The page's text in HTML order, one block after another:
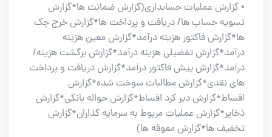
• گزارش عملیات حسابداری(گزارش ضمانت ها*گزارش
تسویه حساب ها/ دریافت و پرداخت ها*گزارش خرج چک
ها*گزارش فاکتور هزینه درآمد*گزارش معین هزینه
درآمد*گزارش تفضیلی هزینه درآمد*گزارش برگشت هزینه/
درآمد*گزارش پیش فاکتور درآمد*گزارش دریافت و پرداخت
های نقدی*گزارش مطالبات سوخت شده*گزارش
اقساط*گزارش دیر کرد اقساط*گزارش حواله بانکی*گزارش
ذخایر*گزارش عملیات مربوط به سرمایه گذاران*گزارش
تخفیف ها*گزارش معوقه ها)